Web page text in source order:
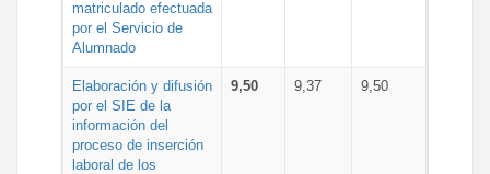
matriculado efectuada
por el Servicio de
Alumnado
Elaboración y difusión
por el SIE de la
información del
proceso de inserción
laboral de los
9,50 9,37 9,50